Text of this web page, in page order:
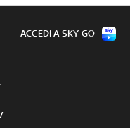
ACCEDI A SKY GO